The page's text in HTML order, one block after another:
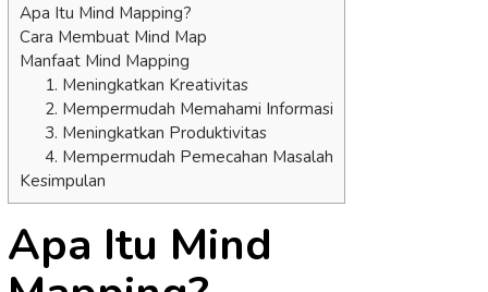
Apa Itu Mind Mapping?
Cara Membuat Mind Map
Manfaat Mind Mapping
1. Meningkatkan Kreativitas
2. Mempermudah Memahami Informasi
3. Meningkatkan Produktivitas
4. Mempermudah Pemecahan Masalah
Kesimpulan
Apa Itu Mind